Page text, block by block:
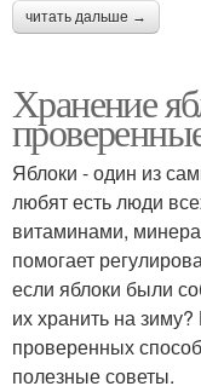
читать дальше →
Хранение
Яблоки - один из
любят есть люди
витаминами,
помогает
если яблоки были
их хранить на
проверенных
полезные советы.